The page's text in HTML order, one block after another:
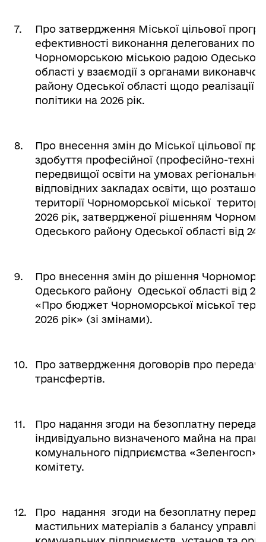
7.
Про затвердження Міської цільової
ефективності виконання делегованих
Чорноморською міською радою
області у взаємодії з органами
району Одеської області щодо реалізації
політики на 2026 рік.
8.
Про внесення змін до Міської цільової
здобуття професійної (професійно-
передвищої освіти на умовах
відповідних закладах освіти, що
території Чорноморської міської
2026 рік, затвердженої рішенням
Одеського району Одеської області від
9.
Про внесення змін до рішення
Одеського району Одеської області від
«Про бюджет Чорноморської міської
2026 рік» (зі змінами).
10.
Про затвердження договорів про
трансфертів.
11.
Про надання згоди на безоплатну
індивідуально визначеного майна на
комунального підприємства «Зеленгосп»
комітету.
12.
Про надання згоди на безоплатну
мастильних матеріалів з балансу